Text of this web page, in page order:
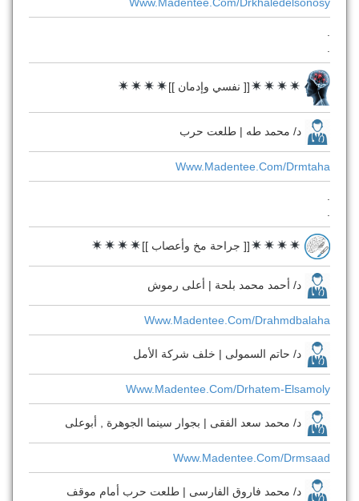
[[ نفسي وإدمان ]]
د/ محمد طه | طلعت حرب
Www.madentee.com/drmtaha
[[ جراحة مخ وأعصاب ]]
د/ أحمد محمد بلحة | أعلى رموش
Www.madentee.com/drahmdbalaha
د/ حاتم السمولى | خلف شركة الأمل
Www.madentee.com/drhatem-Elsamoly
د/ محمد سعد الفقى | بجوار سينما الجوهرة , أبوعلى
Www.madentee.com/drmsaad
د/ محمد فاروق الفارسى | طلعت حرب أمام موقف